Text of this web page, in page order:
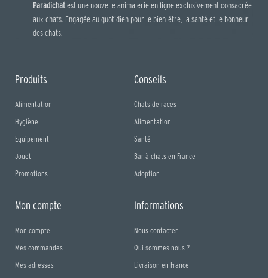
Paradichatest une nouvelle animalerie en ligne exclusivement consacrée
aux chats. Engagée au quotidien pour le bien-être, la santé et le bonheur
des chats.
Produits
Alimentation
Hygiène
Equipement
Jouet
Promotions
Conseils
Chats de races
Alimentation
Santé
Bar à chats en France
Adoption
Mon compte
Mon compte
Mes commandes
Mes adresses
Informations
Nous contacter
Qui sommes nous ?
Livraison en France